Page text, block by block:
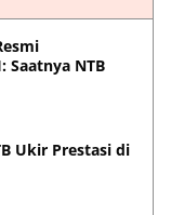
Saatnya NTB
Ukir Prestasi di